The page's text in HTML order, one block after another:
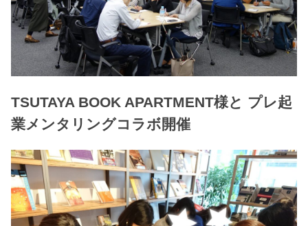
TSUTAYA BOOK APARTMENT様と プレ起
業メンタリングコラボ開催